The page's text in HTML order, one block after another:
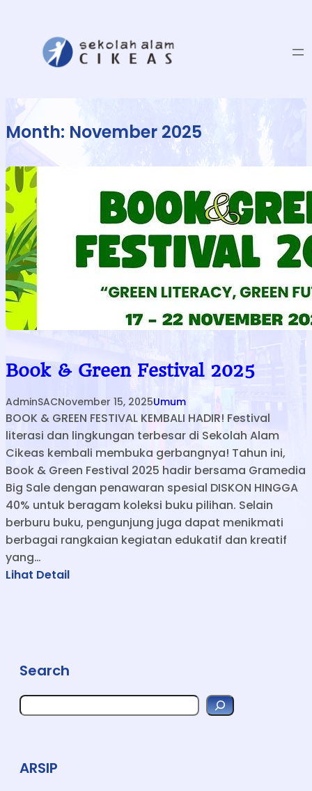
Month: November 2025
Book & Green Festival 2025
AdminSACNovember 15, 2025Umum
BOOK & GREEN FESTIVAL KEMBALI HADIR! Festival
literasi dan lingkungan terbesar di Sekolah Alam
Cikeas kembali membuka gerbangnya! Tahun ini,
Book & Green Festival 2025 hadir bersama Gramedia
Big Sale dengan penawaran spesial DISKON HINGGA
40% untuk beragam koleksi buku pilihan. Selain
berburu buku, pengunjung juga dapat menikmati
berbagai rangkaian kegiatan edukatif dan kreatif
yang…
Lihat Detail:
r
e
Search
S
e
h
ARSIP